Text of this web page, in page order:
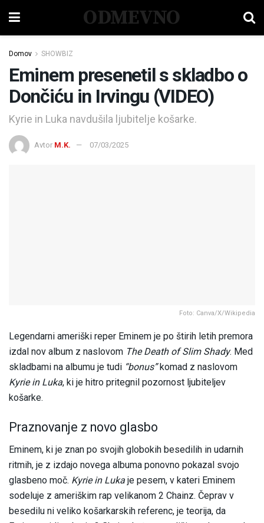
ODMEVNO
Domov SHOWBIZ
Eminem presenetil s skladbo o
Dončiću in Irvingu (VIDEO)
Kyrie in Luka navdušila ljubitelje košarke.
Avtor M.K. 07/03/2025
Foto: Canva/X/Wikipedia
Legendarni ameriški reper Eminem je po štirih letih premora
izdal nov album z naslovom The Death of Slim Shady. Med
skladbami na albumu je tudi “bonus”komad z naslovom
Kyrie in Luka, ki je hitro pritegnil pozornost ljubiteljev
košarke.
Praznovanje z novo glasbo
Eminem, ki je znan po svojih globokih besedilih in udarnih
ritmih, je z izdajo novega albuma ponovno pokazal svojo
glasbeno moč. Kyrie in Luka je pesem, v kateri Eminem
sodeluje z ameriškim rap velikanom 2 Chainz. Čeprav v
besedilu ni veliko košarkarskih referenc, je teorija, da